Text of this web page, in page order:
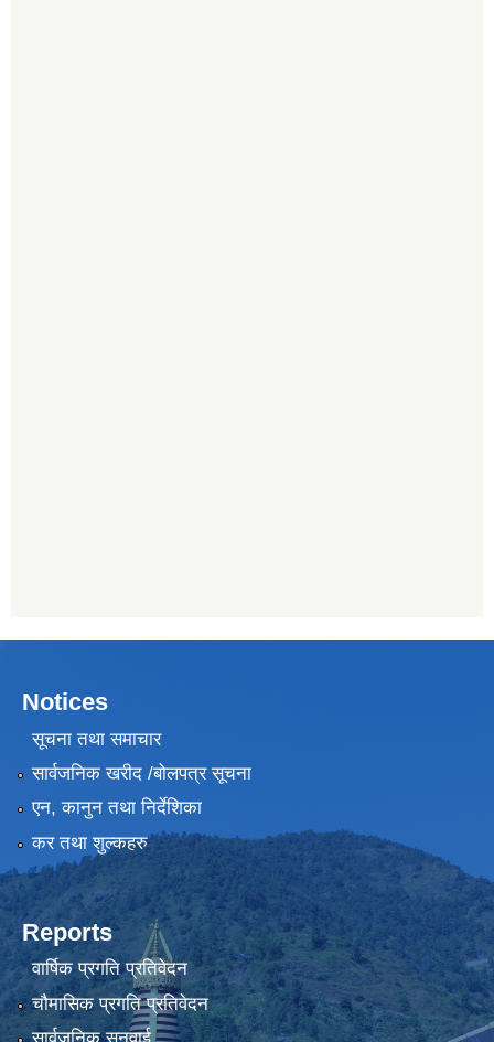
Notices
सूचना तथा समाचार
सार्वजनिक खरीद /बोलपत्र सूचना
एन, कानुन तथा निर्देशिका
कर तथा शुल्कहरु
Reports
वार्षिक प्रगति प्रतिवेदन
चौमासिक प्रगति प्रतिवेदन